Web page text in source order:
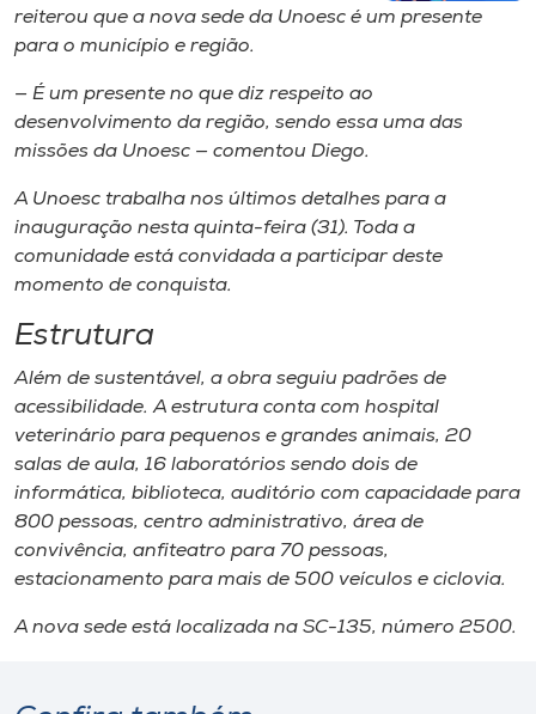
reiterou que a nova sede da Unoesc é um presente
para o município e região.
— É um presente no que diz respeito ao
desenvolvimento da região, sendo essa uma das
missões da Unoesc — comentou Diego.
A Unoesc trabalha nos últimos detalhes para a
inauguração nesta quinta-feira (31). Toda a
comunidade está convidada a participar deste
momento de conquista.
Estrutura
Além de sustentável, a obra seguiu padrões de
acessibilidade. A estrutura conta com hospital
veterinário para pequenos e grandes animais, 20
salas de aula, 16 laboratórios sendo dois de
informática, biblioteca, auditório com capacidade para
800 pessoas, centro administrativo, área de
convivência, anfiteatro para 70 pessoas,
estacionamento para mais de 500 veículos e ciclovia.
A nova sede está localizada na SC-135, número 2500.